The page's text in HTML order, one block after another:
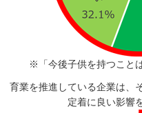
※「今後子供を持つこと
育業を推進している企業は、
定着に良い影響